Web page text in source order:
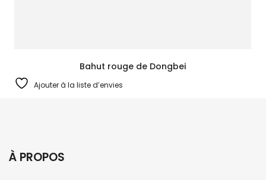
Bahut rouge de Dongbei
Ajouter à la liste d’envies
À PROPOS